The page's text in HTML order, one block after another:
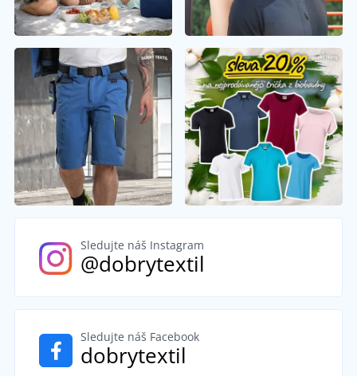
Sledujte náš Instagram
@dobrytextil
Sledujte náš Facebook
dobrytextil